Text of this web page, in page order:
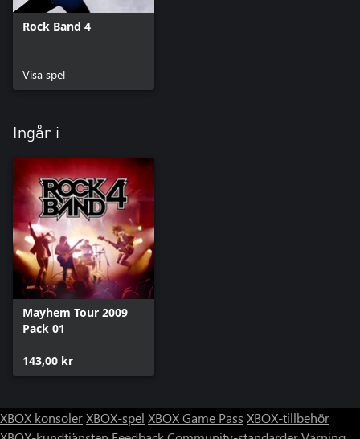
Rock Band 4
Visa spel
Ingår i
Mayhem Tour 2009
Pack 01
143,00 kr
XBOX konsolerXBOX-spel XBOX Game Pass XBOX-tillbehör